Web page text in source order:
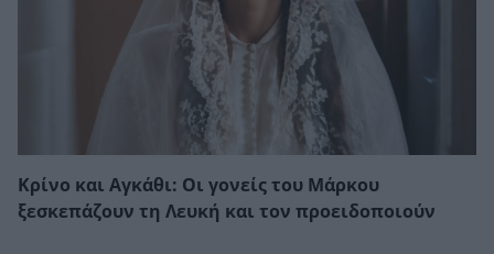
Κρίνο και Αγκάθι: Οι γονείς του Μάρκου
ξεσκεπάζουν τη Λευκή και τον προειδοποιούν